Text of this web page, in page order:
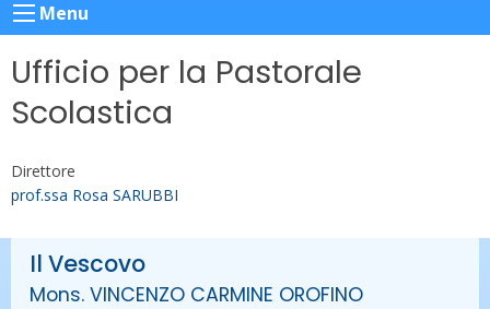
Menu
Ufficio per la Pastorale
Scolastica
Direttore
prof.ssa Rosa SARUBBI
Il Vescovo
Mons. VINCENZO CARMINE OROFINO